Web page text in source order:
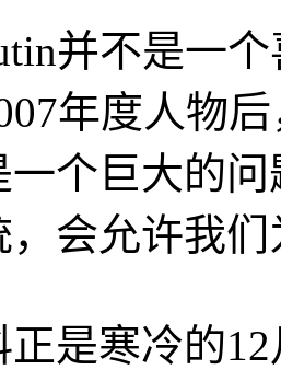
并不是一
年度人物
一个巨大的
会允许我
正是寒冷的